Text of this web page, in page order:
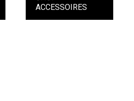
ACCESSOIRES